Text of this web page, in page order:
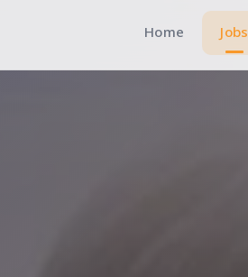
Home Jobs